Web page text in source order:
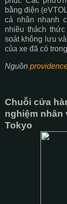
bằng điện
cá nhân nhanh
nhiều thách
soát không lưu
của xe đã có
Nguồn
Chuỗi cửa
nghiệm nhân
Tokyo